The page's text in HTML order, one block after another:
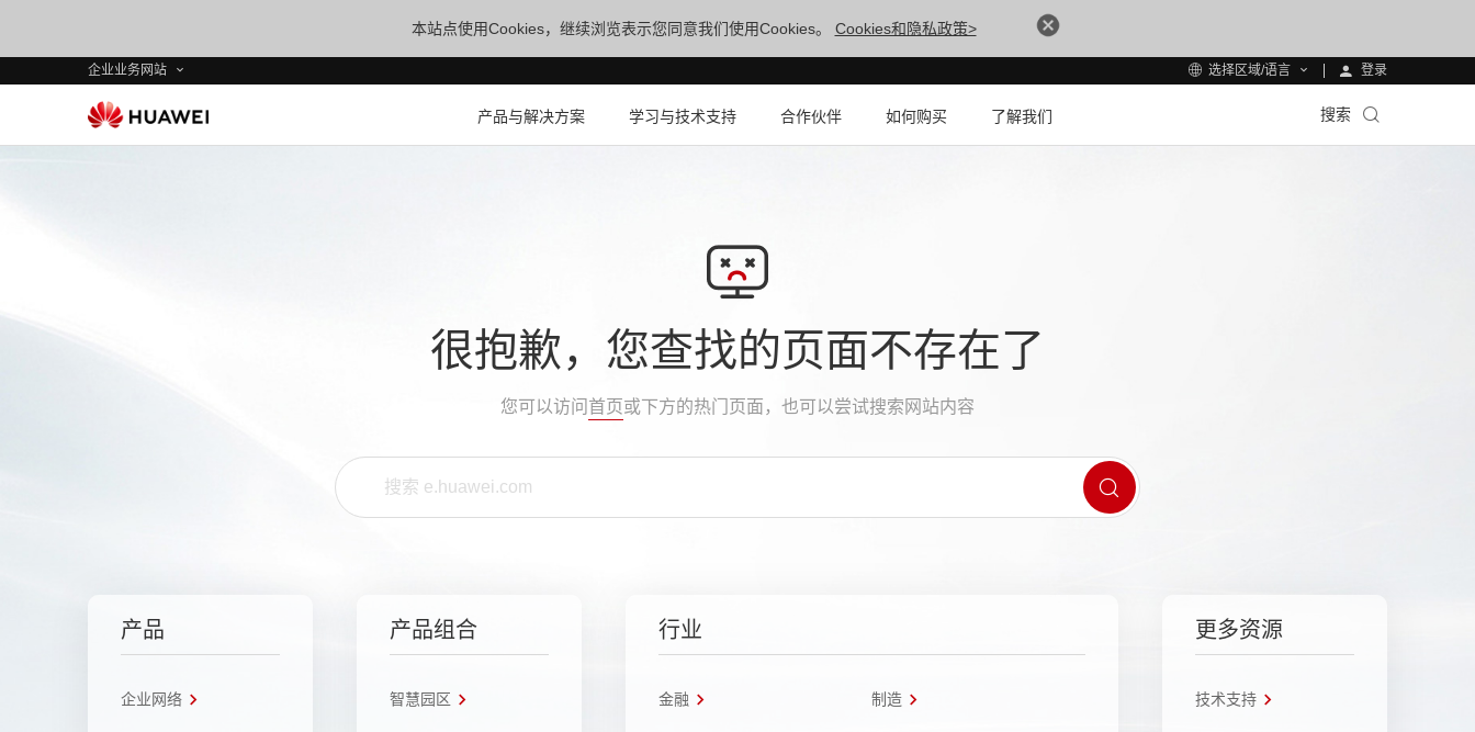
本站点使用Cookies，继续浏览表示您同意我们使用Cookies。 Cookies和隐私政策>
企业业务网站 选择区域/语言 登录
产品与解决方案 学习与技术支持 合作伙伴 如何购买 了解我们 搜索
很抱歉，您查找的页面不存在了
您可以访问 首页或下方的热门页面，也可以尝试搜索网站内容
产品
企业网络
产品组合
智慧园区
行业
金融 制造
更多资源
技术支持